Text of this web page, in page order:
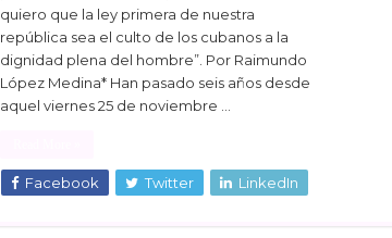
quiero que la ley primera de nuestra
república sea el culto de los cubanos a la
dignidad plena del hombre”. Por Raimundo
López Medina* Han pasado seis años desde
aquel viernes 25 de noviembre …
Facebook Twitter LinkedIn